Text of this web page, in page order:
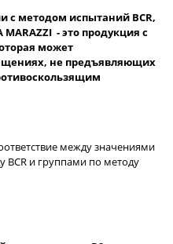
с методом испытаний BCR,
MARAZZI - это продукция с
может
не предъявляющих
между значениями
BCR и группами по методу